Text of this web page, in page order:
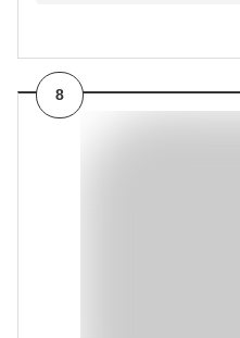
8